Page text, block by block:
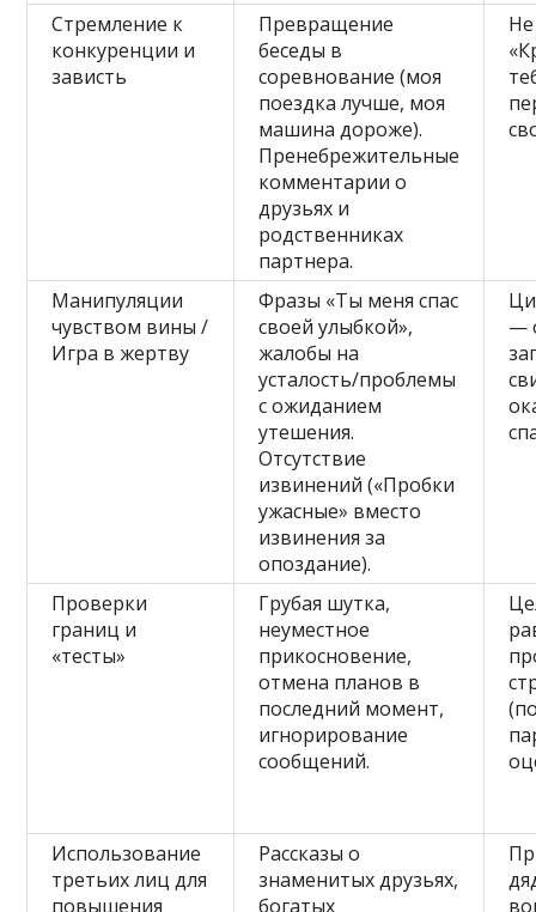
Стремление к
конкуренции и
зависть
Превращение
беседы в
соревнование (моя
поездка лучше, моя
машина дороже).
Пренебрежительные
комментарии о
друзьях и
родственниках
партнера.
Не
Манипуляции
чувством вины /
Игра в жертву
Фразы «Ты меня спас
своей улыбкой»,
жалобы на
усталость/проблемы
с ожиданием
утешения.
Отсутствие
извинений («Пробки
ужасные» вместо
извинения за
опоздание).
—
Проверки
границ и
«тесты»
Грубая шутка,
неуместное
прикосновение,
отмена планов в
последний момент,
игнорирование
сообщений.
Использование
третьих лиц для
повышения
Рассказы о
знаменитых друзьях,
богатых